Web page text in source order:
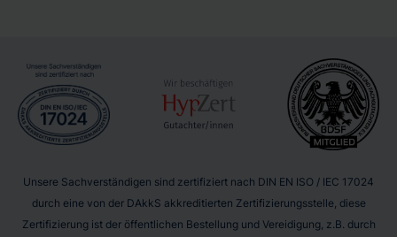
Unsere Sachverständigen sind zertifiziert nach DIN EN ISO / IEC 17024
durch eine von der DAkkS akkreditierten Zertifizierungsstelle, diese
Zertifizierung ist der öffentlichen Bestellung und Vereidigung, z.B. durch